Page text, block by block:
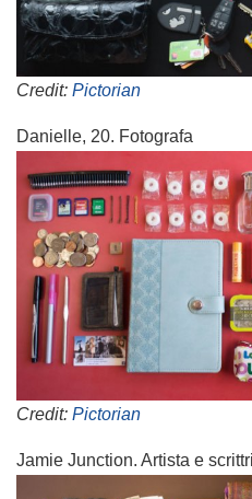
Credit: Pictorian
Danielle, 20. Fotografa
Credit: Pictorian
Jamie Junction. Artista e